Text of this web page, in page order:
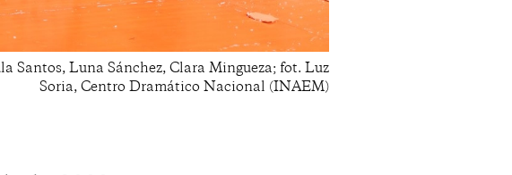
Santos, Luna Sánchez, Clara Mingueza; fot. Luz
Soria, Centro Dramático Nacional (INAEM)